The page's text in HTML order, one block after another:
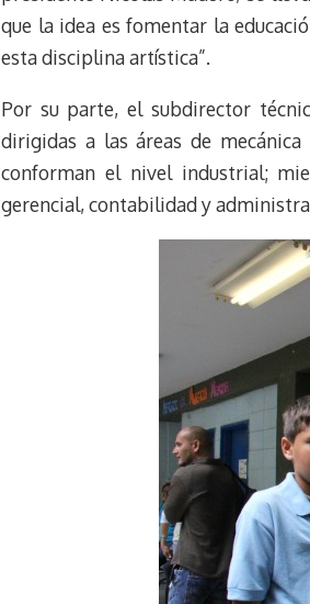
que la idea es fomentar la
esta disciplina artística”.
Por su parte, el subdirector
dirigidas a las áreas de
conforman el nivel industrial;
gerencial, contabilidad y